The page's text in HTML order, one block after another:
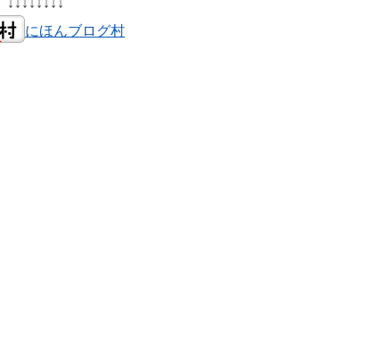
↓↓↓↓↓↓↓↓
にほんブログ村